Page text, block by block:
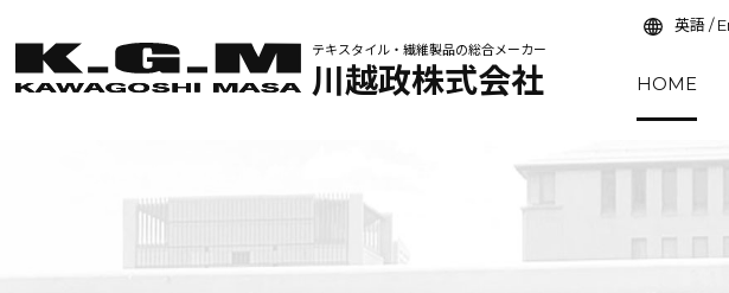
テキスタイル・繊維製品の総合メーカー
川越政株式会社
英語 /
HOME